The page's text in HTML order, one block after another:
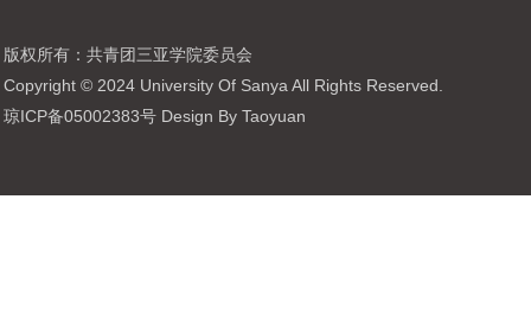
版权所有：共青团三亚学院委员会
Copyright © 2024 University Of Sanya All Rights Reserved.
琼ICP备05002383号 Design By Taoyuan